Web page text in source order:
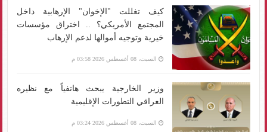
كيف تغللت "الإخوان" الإرهابية داخل
المجتمع الأمريكي؟ .. اختراق مؤسسات
خيرية وتوجيه أموالها لدعم الإرهاب
السبت، 08 أغسطس 2026 03:58 م
وزير الخارجية يبحث هاتفياً مع نظيره
العراقي التطورات الإقليمية
السبت، 08 أغسطس 2026 03:24 م